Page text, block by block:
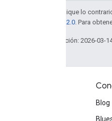
Salvo que se indique lo
licencia Apache 2.0 . Para
Última actualización: 2026-03-
Blog